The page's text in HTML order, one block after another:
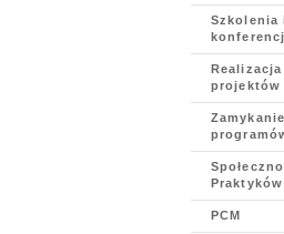
Szkolenia
Realizacja
projektów
Zamykanie
Praktyków
PCM